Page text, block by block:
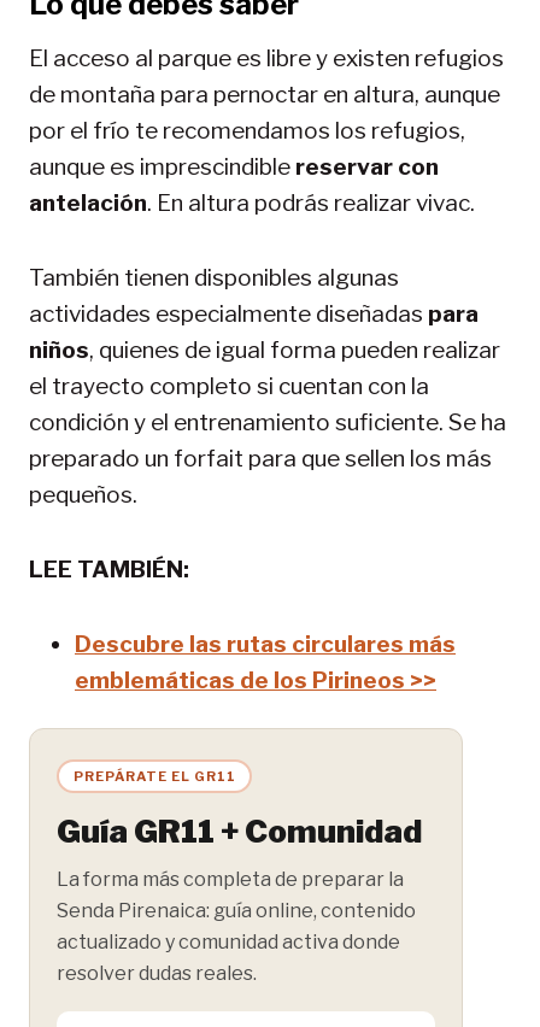
El acceso al parque es libre y existen refugios
de montaña para pernoctar en altura, aunque
por el frío te recomendamos los refugios,
aunque es imprescindible reservar con
antelación. En altura podrás realizar vivac.
También tienen disponibles algunas
actividades especialmente diseñadas para
niños, quienes de igual forma pueden realizar
el trayecto completo si cuentan con la
condición y el entrenamiento suficiente. Se ha
preparado un forfait para que sellen los más
pequeños.
LEE TAMBIÉN:
Descubre las rutas circulares más
emblemáticas de los Pirineos >>
PREPÁRATE EL GR11
Guía GR11 + Comunidad
La forma más completa de preparar la
Senda Pirenaica: guía online, contenido
actualizado y comunidad activa donde
resolver dudas reales.